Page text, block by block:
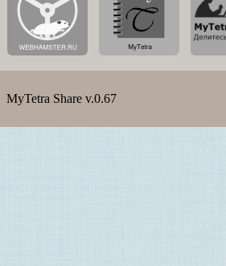
MyTetra Share v.0.67